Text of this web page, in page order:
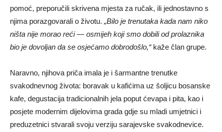
pomoć, preporučili skrivena mjesta za ručak, ili jednostavno s
njima porazgovarali o životu. „Bilo je trenutaka kada nam niko
ništa nije morao reći — osmijeh koji smo dobili od prolaznika
bio je dovoljan da se osjećamo dobrodošlo,“kaže član grupe.
Naravno, njihova priča imala je i šarmantne trenutke
svakodnevnog života: boravak u kafićima uz šoljicu bosanske
kafe, degustacija tradicionalnih jela poput ćevapa i pita, kao i
posjete modernim dijelovima grada gdje su mladi umjetnici i
preduzetnici stvarali svoju verziju sarajevske svakodnevice.